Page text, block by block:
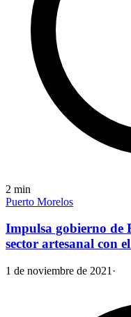
2 min
Puerto Morelos
Impulsa gobierno de
sector artesanal con
1 de noviembre de 2021 ·